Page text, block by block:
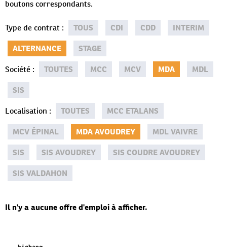
boutons correspondants.
Type de contrat : TOUS CDI CDD
INTERIM
ALTERNANCE
STAGE
Société : TOUTES MCC MCV MDA
MDL
SIS
Localisation : TOUTES
MCC ETALANS
MCV ÉPINAL
MDA AVOUDREY
MDL VAIVRE
SIS
SIS AVOUDREY
SIS COUDRE AVOUDREY
SIS VALDAHON
Il n'y a aucune offre d'emploi à afficher.